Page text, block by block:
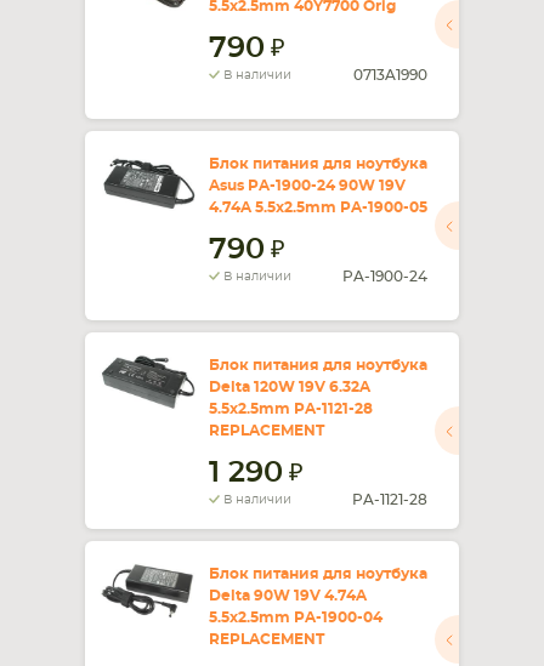
КОМПЛЕКТУЮЩИЕ
5.5x2.5mm 40Y7700 Orig
790
В наличии 0713A1990
Блок питания для ноутбука
Asus PA-1900-24 90W 19V
4.74A 5.5x2.5mm PA-1900-05
790
В наличии PA-1900-24
Блок питания для ноутбука
Delta 120W 19V 6.32A
5.5x2.5mm PA-1121-28
REPLACEMENT
1 290
В наличии PA-1121-28
Блок питания для ноутбука
Delta 90W 19V 4.74A
5.5x2.5mm PA-1900-04
REPLACEMENT